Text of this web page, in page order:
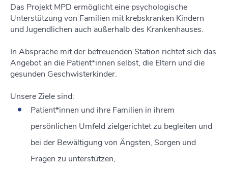
Das Projekt MPD ermöglicht eine psychologische
Unterstützung von Familien mit krebskranken Kindern
und Jugendlichen auch außerhalb des Krankenhauses.
In Absprache mit der betreuenden Station richtet sich das
Angebot an die Patient*innen selbst, die Eltern und die
gesunden Geschwisterkinder.
Unsere Ziele sind:
Patient*innen und ihre Familien in ihrem
persönlichen Umfeld zielgerichtet zu begleiten und
bei der Bewältigung von Ängsten, Sorgen und
Fragen zu unterstützen,